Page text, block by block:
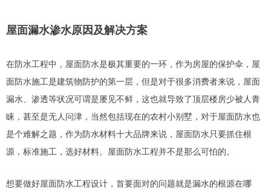
屋面漏水渗水原因及解决方案
在防水工程中，屋面防水是极其重要的一环，作为房屋的保护伞，屋
面防水施工是建筑物防护的第一层，但是对于很多消费者来说，屋面
漏水、渗透等状况可谓是屡见不鲜，这也就导致了顶层楼房少被人青
睐，甚至是无人问津，当然包括现在的农村小别墅，对于屋面防水也
是个难解之题，作为防水材料十大品牌来说，屋面防水只要抓住根
源，标准施工，选好材料。屋面防水工程并不是那么可怕的。
想要做好屋面防水工程设计，首要面对的问题就是漏水的根源在哪